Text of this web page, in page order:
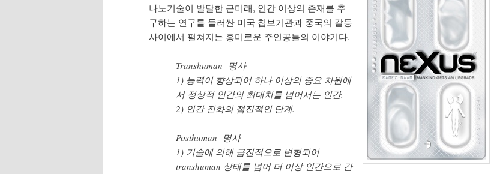
나노기술이 발달한 근미래, 인간 이상의 존재를 추
구하는 연구를 둘러싼 미국 첩보기관과 중국의 갈등
사이에서 펼쳐지는 흥미로운 주인공들의 이야기다.
Transhuman -명사-
1) 능력이 향상되어 하나 이상의 중요 차원에
서 정상적 인간의 최대치를 넘어서는 인간.
2) 인간 진화의 점진적인 단계.
Posthuman -명사-
1) 기술에 의해 급진적으로 변형되어
transhuman 상태를 넘어 더 이상 인간으로 간